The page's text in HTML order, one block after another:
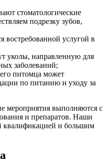
стоматологические
подрезку зубов,
востребованной услугой в
уколы, направленную для
заболеваний;
питомца может
по питанию и уходу за
мероприятия выполняются с
и препаратов. Наши
квалификацией и большим